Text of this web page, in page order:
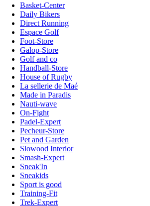
Basket-Center
Daily Bikers
Direct Running
Espace Golf
Foot-Store
Galop-Store
Golf and co
Handball-Store
House of Rugby
La sellerie de Maé
Made in Paradis
Nauti-wave
On-Fight
Padel-Expert
Pecheur-Store
Pet and Garden
Slowood Interior
Smash-Expert
Sneak'In
Sneakids
Sport is good
Training-Fit
Trek-Expert